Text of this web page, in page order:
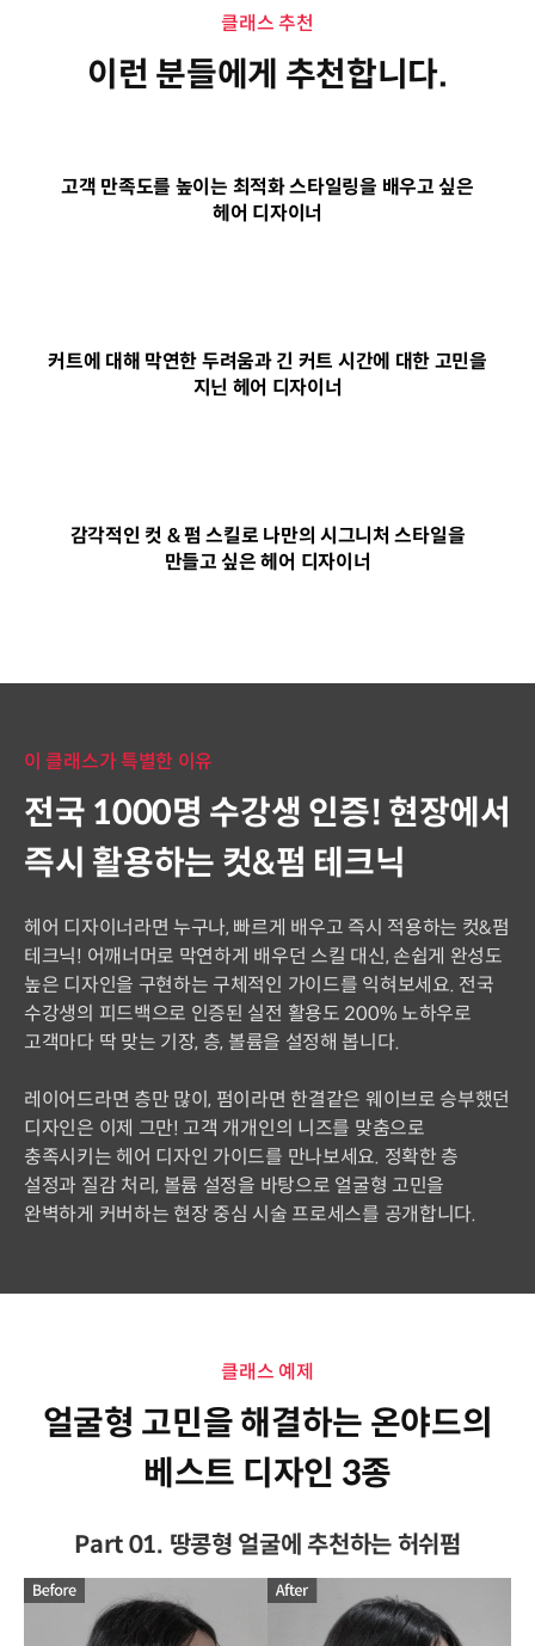
클래스 추천
이런 분들에게 추천합니다.
고객 만족도를 높이는 최적화 스타일링을 배우고 싶은
헤어 디자이너
커트에 대해 막연한 두려움과 긴 커트 시간에 대한 고민을
지닌 헤어 디자이너
감각적인 컷 & 펌 스킬로 나만의 시그니처 스타일을
만들고 싶은 헤어 디자이너
이 클래스가 특별한 이유
전국 1000명 수강생 인증! 현장에서
즉시 활용하는 컷&펌 테크닉
헤어 디자이너라면 누구나, 빠르게 배우고 즉시 적용하는 컷&펌
테크닉! 어깨너머로 막연하게 배우던 스킬 대신, 손쉽게 완성도
높은 디자인을 구현하는 구체적인 가이드를 익혀보세요. 전국
수강생의 피드백으로 인증된 실전 활용도 200% 노하우로
고객마다 딱 맞는 기장, 층, 볼륨을 설정해 봅니다.
레이어드라면 층만 많이, 펌이라면 한결같은 웨이브로 승부했던
디자인은 이제 그만! 고객 개개인의 니즈를 맞춤으로
충족시키는 헤어 디자인 가이드를 만나보세요. 정확한 층
설정과 질감 처리, 볼륨 설정을 바탕으로 얼굴형 고민을
완벽하게 커버하는 현장 중심 시술 프로세스를 공개합니다.
클래스 예제
얼굴형 고민을 해결하는 온야드의
베스트 디자인 3종
Part 01. 땅콩형 얼굴에 추천하는 허쉬펌